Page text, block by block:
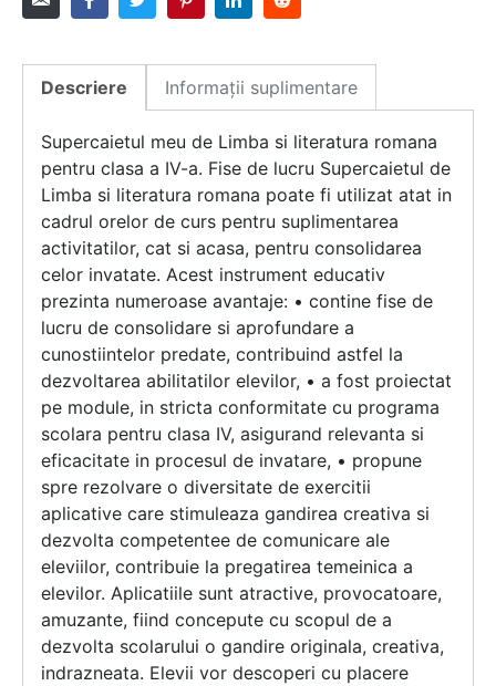
Descriere Informații suplimentare
Supercaietul meu de Limba si literatura romana
pentru clasa a IV-a. Fise de lucru Supercaietul de
Limba si literatura romana poate fi utilizat atat in
cadrul orelor de curs pentru suplimentarea
activitatilor, cat si acasa, pentru consolidarea
celor invatate. Acest instrument educativ
prezinta numeroase avantaje: • contine fise de
lucru de consolidare si aprofundare a
cunostiintelor predate, contribuind astfel la
dezvoltarea abilitatilor elevilor, • a fost proiectat
pe module, in stricta conformitate cu programa
scolara pentru clasa IV, asigurand relevanta si
eficacitate in procesul de invatare, • propune
spre rezolvare o diversitate de exercitii
aplicative care stimuleaza gandirea creativa si
dezvolta competentee de comunicare ale
eleviilor, contribuie la pregatirea temeinica a
elevilor. Aplicatiile sunt atractive, provocatoare,
amuzante, fiind concepute cu scopul de a
dezvolta scolarului o gandire originala, creativa,
indrazneata. Elevii vor descoperi cu placere